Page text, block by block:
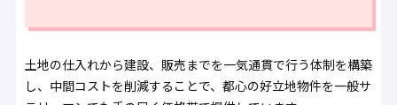
土地の仕入れから建設、販売までを一気通貫で行う体制を構築
し、中間コストを削減することで、都心の好立地物件を一般サ